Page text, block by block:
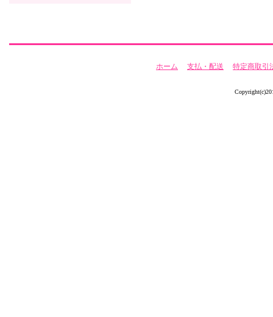
ホーム 支払・配送 特定商取引